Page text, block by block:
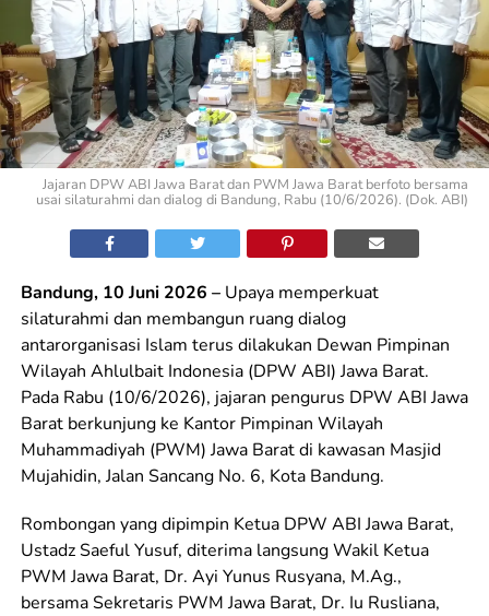
Jajaran DPW ABI Jawa Barat dan PWM Jawa Barat berfoto bersama
usai silaturahmi dan dialog di Bandung, Rabu (10/6/2026). (Dok. ABI)
Bandung, 10 Juni 2026 –Upaya memperkuat
silaturahmi dan membangun ruang dialog
antarorganisasi Islam terus dilakukan Dewan Pimpinan
Wilayah Ahlulbait Indonesia (DPW ABI) Jawa Barat.
Pada Rabu (10/6/2026), jajaran pengurus DPW ABI Jawa
Barat berkunjung ke Kantor Pimpinan Wilayah
Muhammadiyah (PWM) Jawa Barat di kawasan Masjid
Mujahidin, Jalan Sancang No. 6, Kota Bandung.
Rombongan yang dipimpin Ketua DPW ABI Jawa Barat,
Ustadz Saeful Yusuf, diterima langsung Wakil Ketua
PWM Jawa Barat, Dr. Ayi Yunus Rusyana, M.Ag.,
bersama Sekretaris PWM Jawa Barat, Dr. Iu Rusliana,